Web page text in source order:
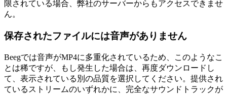
限されている場合、弊社のサーバーからもアクセスできませ
ん。
保存されたファイルには音声がありません
Beegでは音声がMP4に多重化されているため、このようなこ
とは稀ですが、もし発生した場合は、再度ダウンロードし
て、表示されている別の品質を選択してください。提供され
ているストリームのいずれかに、完全なサウンドトラックが